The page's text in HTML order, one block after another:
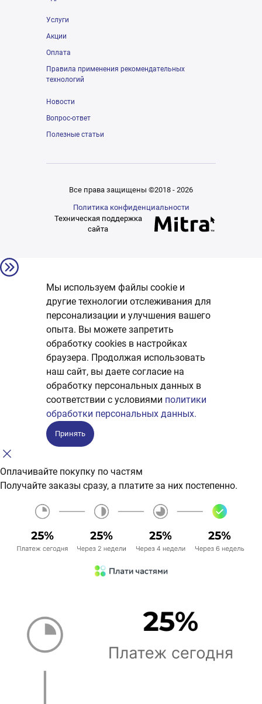
Услуги
Акции
Оплата
Правила применения рекомендательных
технологий
Новости
Вопрос-ответ
Полезные статьи
Все права защищены ©2018 - 2026
Политика конфиденциальности
Техническая поддержка
сайта
Мы используем файлы cookie и
другие технологии отслеживания для
персонализации и улучшения вашего
опыта. Вы можете запретить
обработку сookies в настройках
браузера. Продолжая использовать
наш сайт, вы даете согласие на
обработку персональных данных в
соответствии с условиями политики
обработки персональных данных.
Принять
Оплачивайте покупку по частям
Получайте заказы сразу, а платите за них постепенно.